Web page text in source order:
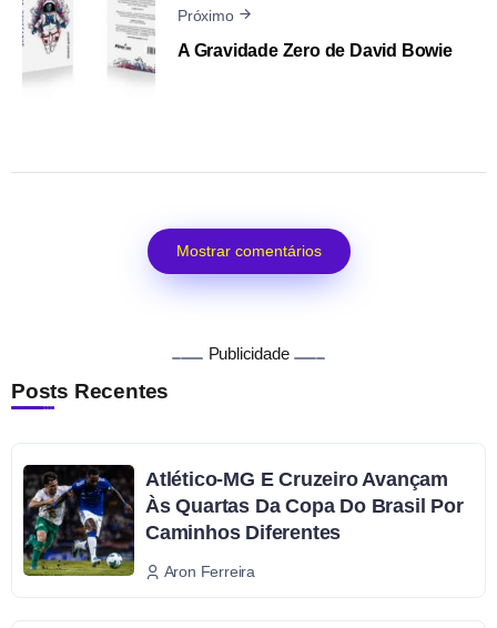
Próximo
A Gravidade Zero de David Bowie
Mostrar comentários
Publicidade
Posts Recentes
Atlético-MG E Cruzeiro Avançam
Às Quartas Da Copa Do Brasil Por
Caminhos Diferentes
Aron Ferreira